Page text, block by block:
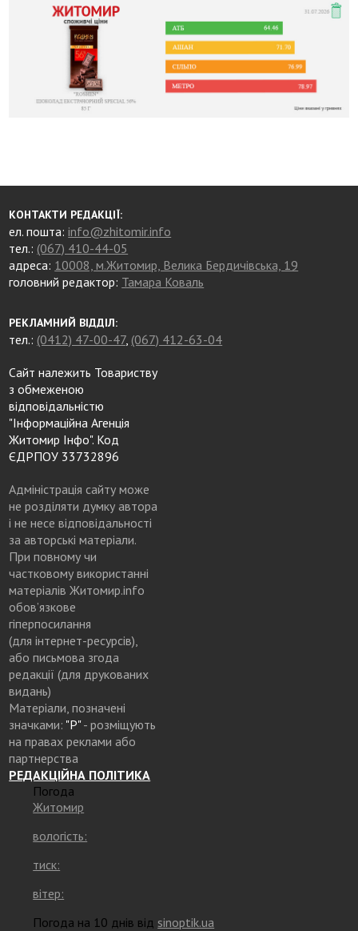
КОНТАКТИ РЕДАКЦІЇ:
ел. пошта:info@zhitomir.info
тел.: (067) 410-44-05
адреса: 10008, м.Житомир, Велика Бердичівська, 19
головний редактор: Тамара Коваль
РЕКЛАМНИЙ ВІДДІЛ:
тел.: (0412) 47-00-47, (067) 412-63-04
Сайт належить Товариству
з обмеженою
відповідальністю
"Інформаційна Агенція
Житомир Інфо". Код
ЄДРПОУ 33732896
Адміністрація сайту може
не розділяти думку автора
і не несе відповідальності
за авторські матеріали.
При повному чи
частковому використанні
матеріалів Житомир.info
обов’язкове
гіперпосилання
(для інтернет-ресурсів),
або письмова згода
редакції (для друкованих
видань)
Матеріали, позначені
значками: "Р"- розміщують
на правах реклами або
партнерства
РЕДАКЦІЙНА ПОЛІТИКА
Погода
Житомир
вологість:
тиск:
вітер:
Погода на 10 днів від sinoptik.ua